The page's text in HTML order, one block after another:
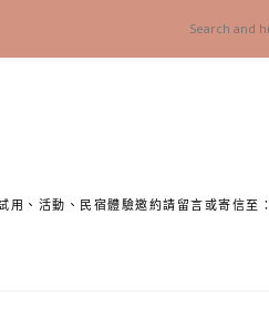
、活動、民宿體驗邀約請留言或寄信至：